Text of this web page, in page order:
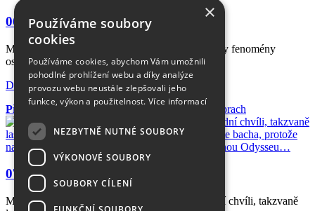
06/2026
Mysleli jste si, že Hollywood už vyčerpal všechny fenomény
osmdesátek? Chyba…
Detail čísla
Příloha:
Travis Baldree - Knihkupectví a kostní prach
07/2026
Máme tady žhavé léto a spousta z nás na poslední chvíli, takzvaně
×
Používáme soubory
cookies
Používáme cookies, abychom Vám umožnili
pohodlné prohlížení webu a díky analýze
provozu webu neustále zlepšovali jeho
funkce, výkon a použitelnost.Více informací
NEZBYTNĚ NUTNÉ SOUBORY
VÝKONOVÉ SOUBORY
SOUBORY CÍLENÍ